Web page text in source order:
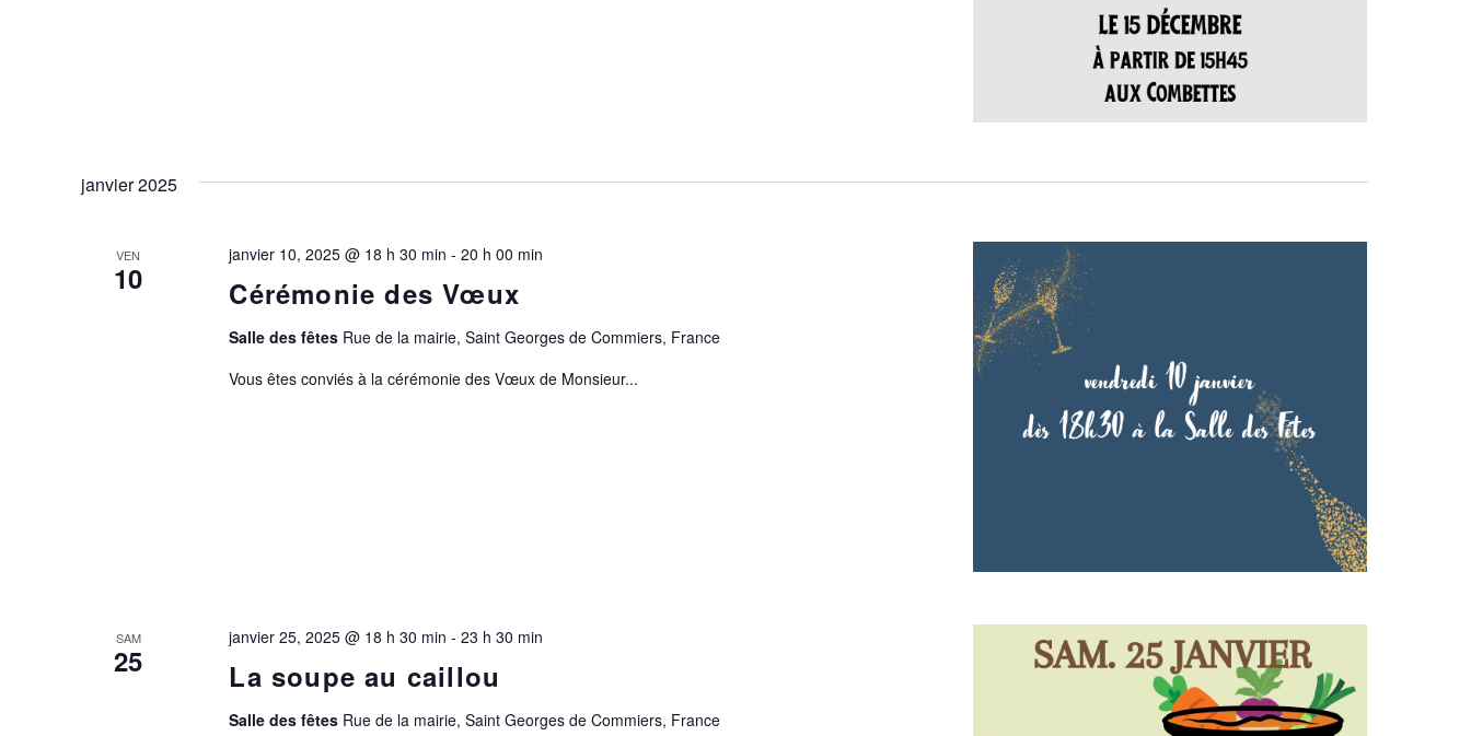
janvier 2025
VEN
10 Cérémonie des Vœux
janvier 10, 2025 @ 18 h 30 min -20 h 00 min
Salle des fêtes Rue de la mairie, Saint Georges de Commiers, France
Vous êtes conviés à la cérémonie des Vœux de Monsieur...
SAM
25 La soupe au caillou
janvier 25, 2025 @ 18 h 30 min -23 h 30 min
Salle des fêtes Rue de la mairie, Saint Georges de Commiers, France